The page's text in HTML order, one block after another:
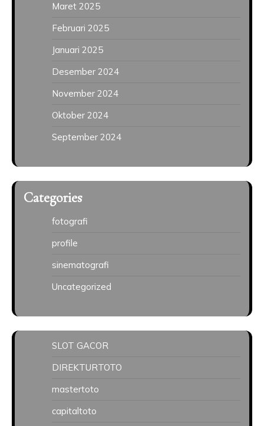
Maret 2025
Februari 2025
Januari 2025
Desember 2024
November 2024
Oktober 2024
September 2024
Categories
fotografi
profile
sinematografi
Uncategorized
SLOT GACOR
DIREKTURTOTO
mastertoto
capitaltoto